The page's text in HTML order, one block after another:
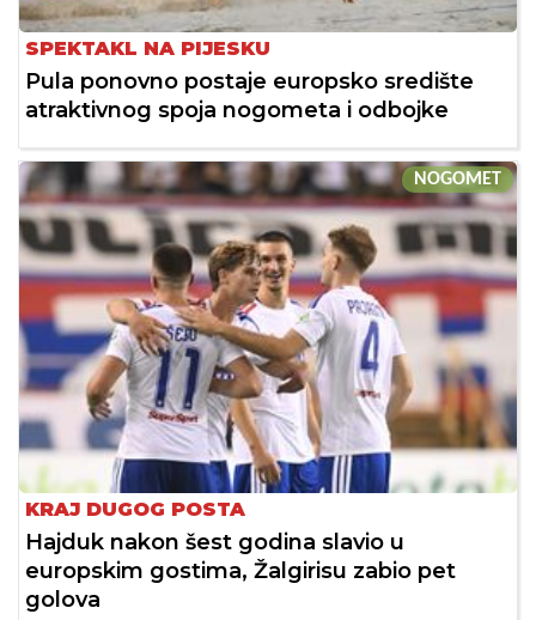
SPEKTAKL NA PIJESKU
Pula ponovno postaje europsko središte
atraktivnog spoja nogometa i odbojke
NOGOMET
KRAJ DUGOG POSTA
Hajduk nakon šest godina slavio u
europskim gostima, Žalgirisu zabio pet
golova